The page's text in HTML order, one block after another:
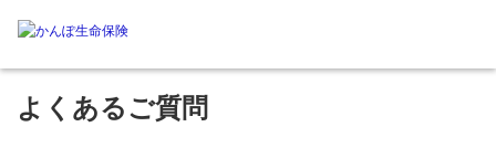
よくあるご質問